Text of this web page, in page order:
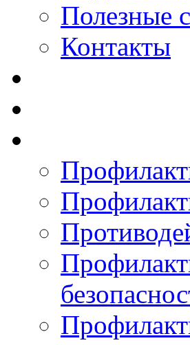
Полезные
Контакты